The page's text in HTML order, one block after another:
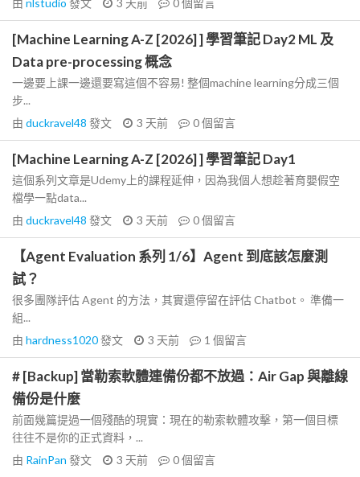
由 nlstudio 發文 3 天前 0個留言
[Machine Learning A-Z [2026] ] 學習筆記 Day2 ML 及
Data pre-processing 概念
一邊要上課一邊還要寫這個不容易! 整個machine learning分成三個
步...
由 duckravel48 發文 3 天前 0個留言
[Machine Learning A-Z [2026] ] 學習筆記 Day1
這個系列文章是Udemy上的課程延伸，因為我個人想趁著育嬰假空
檔學一點data...
由 duckravel48 發文 3 天前 0個留言
【Agent Evaluation 系列 1/6】Agent 到底該怎麼測
試？
很多團隊評估 Agent 的方法，其實還停留在評估 Chatbot。 準備一
組...
由 hardness1020發文 3 天前 1 個留言
# [Backup] 當勒索軟體連備份都不放過：Air Gap 與離線
備份是什麼
前面幾篇提過一個殘酷的現實：現在的勒索軟體攻擊，第一個目標
往往不是你的正式資料，...
由 RainPan 發文 3 天前 0個留言